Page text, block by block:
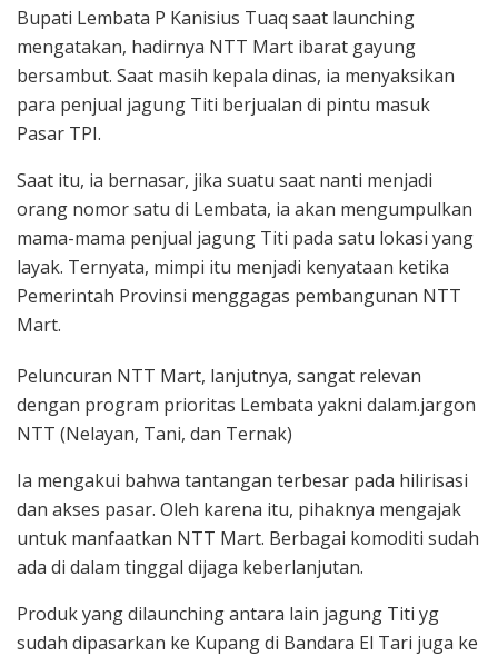
Bupati Lembata P Kanisius Tuaq saat launching
mengatakan, hadirnya NTT Mart ibarat gayung
bersambut. Saat masih kepala dinas, ia menyaksikan
para penjual jagung Titi berjualan di pintu masuk
Pasar TPI.
Saat itu, ia bernasar, jika suatu saat nanti menjadi
orang nomor satu di Lembata, ia akan mengumpulkan
mama-mama penjual jagung Titi pada satu lokasi yang
layak. Ternyata, mimpi itu menjadi kenyataan ketika
Pemerintah Provinsi menggagas pembangunan NTT
Mart.
Peluncuran NTT Mart, lanjutnya, sangat relevan
dengan program prioritas Lembata yakni dalam.jargon
NTT (Nelayan, Tani, dan Ternak)
Ia mengakui bahwa tantangan terbesar pada hilirisasi
dan akses pasar. Oleh karena itu, pihaknya mengajak
untuk manfaatkan NTT Mart. Berbagai komoditi sudah
ada di dalam tinggal dijaga keberlanjutan.
Produk yang dilaunching antara lain jagung Titi yg
sudah dipasarkan ke Kupang di Bandara El Tari juga ke